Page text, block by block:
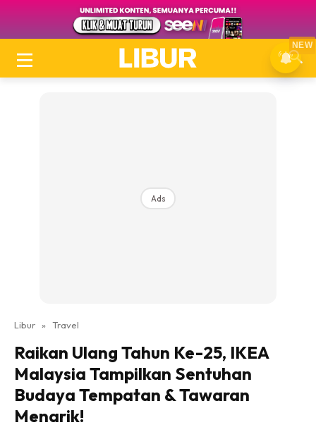
Ads
Libur » Travel
Raikan Ulang Tahun Ke-25, IKEA
Malaysia Tampilkan Sentuhan
Budaya Tempatan & Tawaran
Menarik!
NEW